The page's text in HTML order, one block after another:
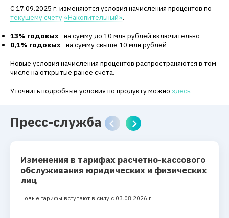
С 17.09.2025 г. изменяются условия начисления процентов по
текущему счету «Накопительный».
13% годовых - на сумму до 10 млн рублей включительно
0,1% годовых - на сумму свыше 10 млн рублей
Новые условия начисления процентов распространяются в том
числе на открытые ранее счета.
Уточнить подробные условия по продукту можно здесь.
Пресс-служба
Изменения в тарифах расчетно-кассового
обслуживания юридических и физических
лиц
Новые тарифы вступают в силу с 03.08.2026 г.